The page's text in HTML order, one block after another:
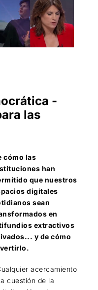
-
las
cómo las
han
que nuestros
digitales
sean
en
extractivos
y de cómo
acercamiento
cuestión de la